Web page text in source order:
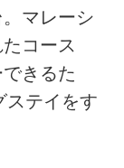
マレーシ
コース
きるた
ステイをす